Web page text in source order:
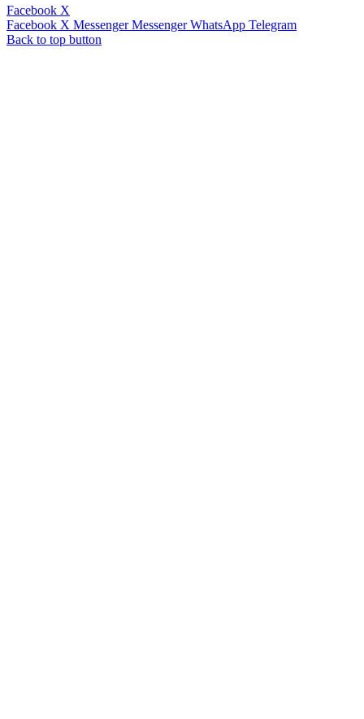
Facebook X
Facebook X Messenger Messenger WhatsApp Telegram
Back to top button